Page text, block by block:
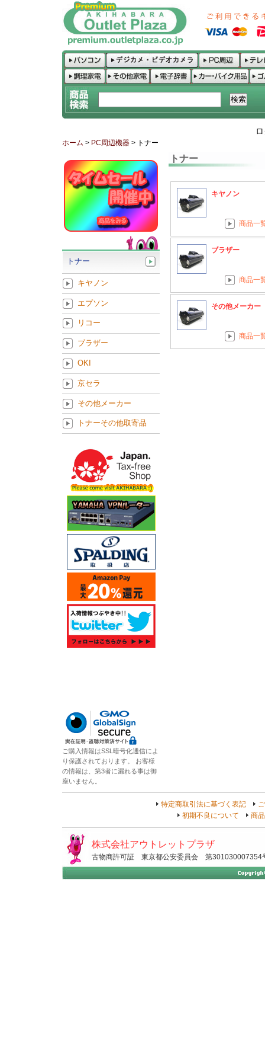
ホーム > PC周辺機器 > トナー
トナー
キヤノン
商品一
ブラザー
商品一
その他メーカー
商品一
トナー
キヤノン
エプソン
リコー
ブラザー
OKI
京セラ
その他メーカー
トナーその他取寄品
ご購入情報はSSL暗号化通信によ
り保護されております。 お客様
の情報は、第3者に漏れる事は御
座いません。
特定商取引法に基づく表記
初期不良について
商
株式会社アウトレットプラザ
古物商許可証 東京都公安委員会 第301030007354